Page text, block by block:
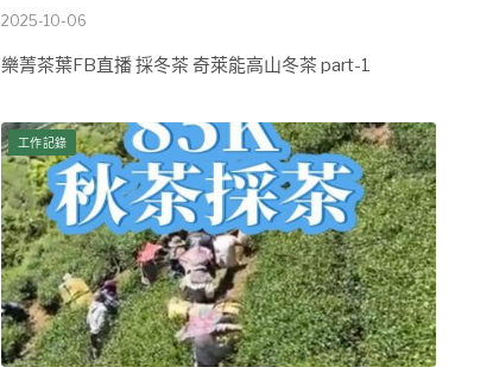
2025-10-06
樂菁茶葉FB直播 採冬茶 奇萊能高山冬茶 part-1
工作記錄